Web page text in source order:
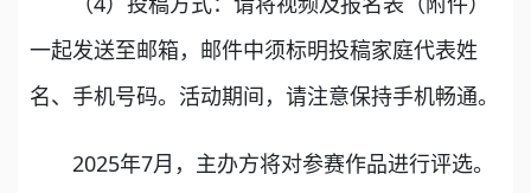
一起发送至邮箱，邮件中须标明投稿家庭代表姓
名、手机号码。活动期间，请注意保持手机畅通。
2025年7月，主办方将对参赛作品进行评选。